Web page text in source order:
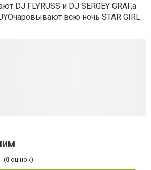
DJ FLYRUSS и DJ SERGEY GRAF,а
всю ночь STAR GIRL
(0 оцінок)